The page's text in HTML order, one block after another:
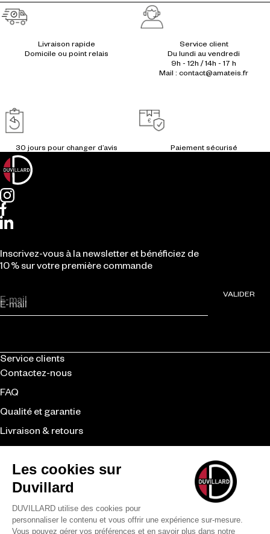
Réassurances
Livraison rapide
Service client
Du lundi au vendredi
9h - 12h / 14h - 17 h
Mail : contact@amateis.fr
Inscrivez-vous à la newsletter et bénéficiez de
10 % sur votre première commande
E-mail
VALIDER
Service clients
Contactez-nous
FAQ
Qualité et garantie
Livraison & retours
CGV
Revendeurs
Duvillard
La marque
Le savoir-faire